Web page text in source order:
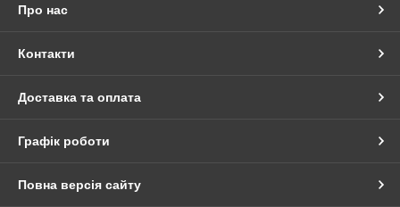
Про нас
Контакти
Доставка та оплата
Графік роботи
Повна версія сайту